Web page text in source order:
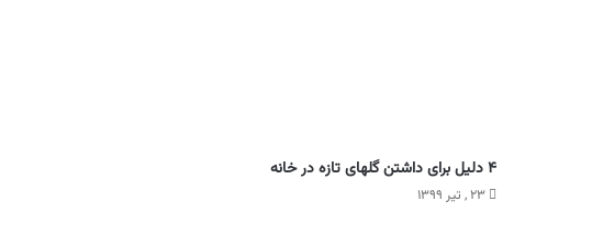
۴ دلیل برای داشتن گلهای تازه در خانه
۲۳ , تیر ۱۳۹۹